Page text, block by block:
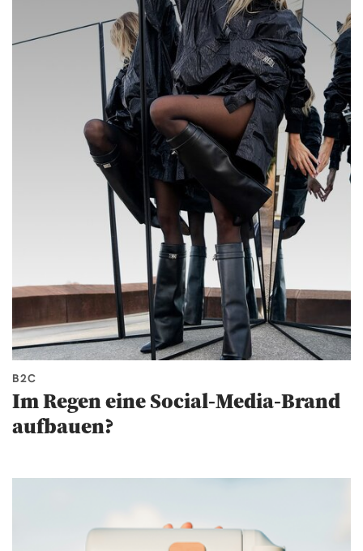
B2C
Im Regen eine Social-Media-Brand
aufbauen?